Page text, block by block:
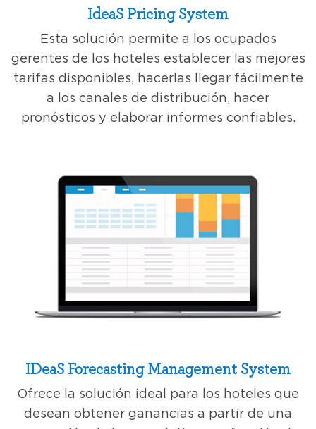
IdeaS Pricing System
Esta solución permite a los ocupados
gerentes de los hoteles establecer las mejores
tarifas disponibles, hacerlas llegar fácilmente
a los canales de distribución, hacer
pronósticos y elaborar informes confiables.
IDeaS Forecasting Management System
Ofrece la solución ideal para los hoteles que
desean obtener ganancias a partir de una